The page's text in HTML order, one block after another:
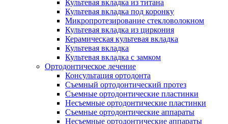
Культевая вкладка из титана
Культевая вкладка под коронку
Микропротезирование стекловолокном
Культевая вкладка из циркония
Керамическая культевая вкладка
Культевая вкладка
Культевая вкладка с замком
Ортодонтическое лечение
Консультация ортодонта
Съемный ортодонтический протез
Съемные ортодонтические пластинки
Несъемные ортодонтические пластинки
Съемные ортодонтические аппараты
Несъемные ортодонтические аппараты